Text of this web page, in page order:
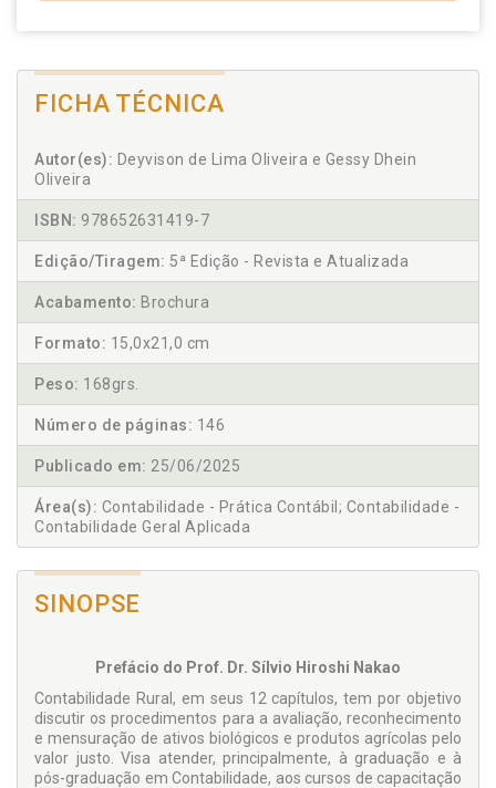
FICHA TÉCNICA
Autor(es): Deyvison de Lima Oliveira e Gessy Dhein
Oliveira
ISBN: 978652631419-7
Edição/Tiragem: 5ª Edição - Revista e Atualizada
Acabamento: Brochura
Formato: 15,0x21,0 cm
Peso: 168grs.
Número de páginas: 146
Publicado em: 25/06/2025
Área(s): Contabilidade - Prática Contábil; Contabilidade -
Contabilidade Geral Aplicada
SINOPSE
Prefácio do Prof. Dr. Sílvio Hiroshi Nakao
Contabilidade Rural, em seus 12 capítulos, tem por objetivo
discutir os procedimentos para a avaliação, reconhecimento
e mensuração de ativos biológicos e produtos agrícolas pelo
valor justo. Visa atender, principalmente, à graduação e à
pós-graduação em Contabilidade, aos cursos de capacitação